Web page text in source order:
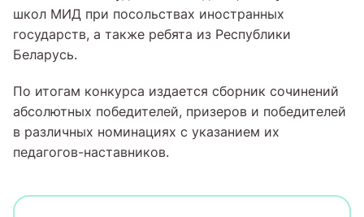
школ МИД при посольствах иностранных
государств, а также ребята из Республики
Беларусь.
По итогам конкурса издается сборник сочинений
абсолютных победителей, призеров и победителей
в различных номинациях с указанием их
педагогов-наставников.